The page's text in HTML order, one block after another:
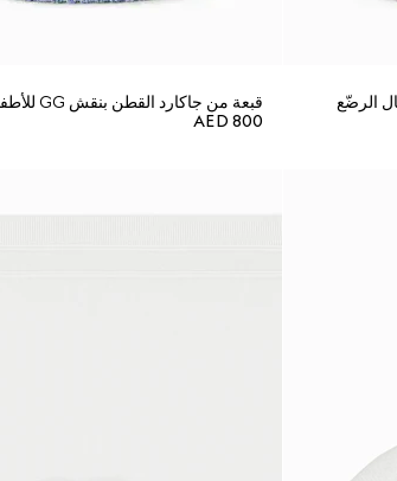
قبعة من جاكارد القطن بنقش GG للأطفال الرضّع
AED 800